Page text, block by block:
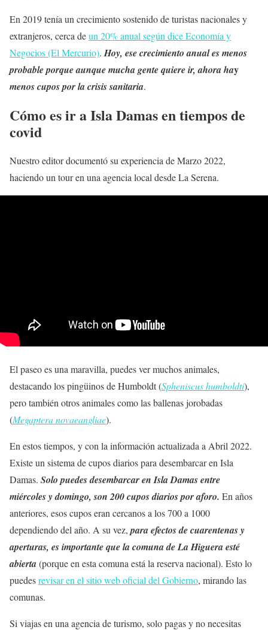
En 2019 tenía un crecimiento sostenido de turistas nacionales y
extranjeros, cerca deun 20% anual según dice Economía y
Negocios (El Mercurio). Hoy, ese crecimiento anual es menos
probable porque aunque mucha gente quiere ir, ahora hay
menos cupos por la crisis sanitaria.
Cómo es ir a Isla Damas en tiempos de
covid
Nuestro editor documentó su experiencia de Marzo 2022,
haciendo un tour en una agencia local desde La Serena.
El paseo es una maravilla, puedes ver muchos animales,
destacando los pingüinos de Humboldt (Spheniscus humboldti),
pero también otros animales como las ballenas jorobadas
(Megaptera novaeangliae).
En estos tiempos, y con la información actualizada a Abril 2022.
Existe un sistema de cupos diarios para desembarcar en Isla
Damas. Solo puedes desembarcar en Isla Damas entre
miércoles y domingo, son 200 cupos diarios por aforo. En años
anteriores, esos cupos eran cercanos a los 700 a 1000
dependiendo del año. A su vez, para efectos de cuarentenas y
aperturas, es importante que la comuna de La Higuera esté
abierta(porque en esta comuna está la reserva nacional). Esto lo
puedesrevisar en el sitio web oficial del Gobierno, mirando las
comunas.
Si viajas en una agencia de turismo, solo pagas y no necesitas